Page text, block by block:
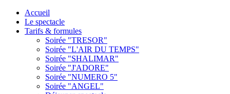
Accueil
Le spectacle
Tarifs & formules
Soirée "TRESOR"
Soirée "L'AIR DU TEMPS"
Soirée "SHALIMAR"
Soirée "J'ADORE"
Soirée "NUMERO 5"
Soirée "ANGEL"